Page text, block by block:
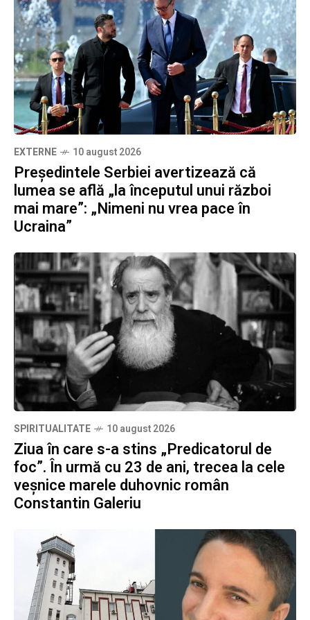
EXTERNE 10 august 2026
Președintele Serbiei avertizează că
lumea se află „la începutul unui război
mai mare”: „Nimeni nu vrea pace în
Ucraina”
SPIRITUALITATE 10 august 2026
Ziua în care s-a stins „Predicatorul de
foc”. În urmă cu 23 de ani, trecea la cele
veșnice marele duhovnic român
Constantin Galeriu